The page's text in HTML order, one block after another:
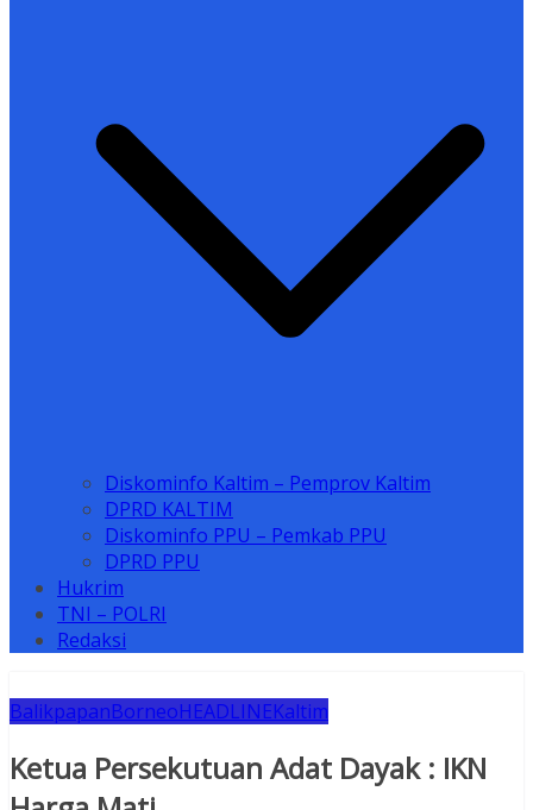
Diskominfo Kaltim – Pemprov Kaltim
DPRD KALTIM
Diskominfo PPU – Pemkab PPU
DPRD PPU
Hukrim
TNI – POLRI
Redaksi
BalikpapanBorneoHEADLINEKaltim
Ketua Persekutuan Adat Dayak : IKN